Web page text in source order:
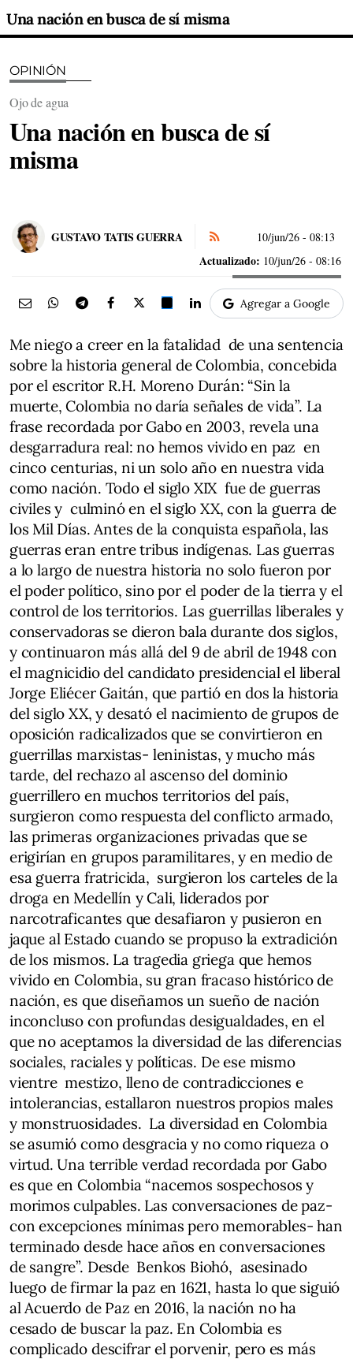
Una nación en busca de sí misma
OPINIÓN
Ojo de agua
Una nación en busca de sí
misma
GUSTAVO TATIS GUERRA 10/jun/26 - 08:13
Actualizado: 10/jun/26 - 08:16
Agregar a Google
Me niego a creer en la fatalidad de una sentencia
sobre la historia general de Colombia, concebida
por el escritor R.H. Moreno Durán: “Sin la
muerte, Colombia no daría señales de vida”. La
frase recordada por Gabo en 2003, revela una
desgarradura real: no hemos vivido en paz en
cinco centurias, ni un solo año en nuestra vida
como nación. Todo el siglo XIX fue de guerras
civiles y culminó en el siglo XX, con la guerra de
los Mil Días. Antes de la conquista española, las
guerras eran entre tribus indígenas. Las guerras
a lo largo de nuestra historia no solo fueron por
el poder político, sino por el poder de la tierra y el
control de los territorios. Las guerrillas liberales y
conservadoras se dieron bala durante dos siglos,
y continuaron más allá del 9 de abril de 1948 con
el magnicidio del candidato presidencial el liberal
Jorge Eliécer Gaitán, que partió en dos la historia
del siglo XX, y desató el nacimiento de grupos de
oposición radicalizados que se convirtieron en
guerrillas marxistas- leninistas, y mucho más
tarde, del rechazo al ascenso del dominio
guerrillero en muchos territorios del país,
surgieron como respuesta del conflicto armado,
las primeras organizaciones privadas que se
erigirían en grupos paramilitares, y en medio de
esa guerra fratricida, surgieron los carteles de la
droga en Medellín y Cali, liderados por
narcotraficantes que desafiaron y pusieron en
jaque al Estado cuando se propuso la extradición
de los mismos. La tragedia griega que hemos
vivido en Colombia, su gran fracaso histórico de
nación, es que diseñamos un sueño de nación
inconcluso con profundas desigualdades, en el
que no aceptamos la diversidad de las diferencias
sociales, raciales y políticas. De ese mismo
vientre mestizo, lleno de contradicciones e
intolerancias, estallaron nuestros propios males
y monstruosidades. La diversidad en Colombia
se asumió como desgracia y no como riqueza o
virtud. Una terrible verdad recordada por Gabo
es que en Colombia “nacemos sospechosos y
morimos culpables. Las conversaciones de paz-
con excepciones mínimas pero memorables- han
terminado desde hace años en conversaciones
de sangre”. Desde Benkos Biohó, asesinado
luego de firmar la paz en 1621, hasta lo que siguió
al Acuerdo de Paz en 2016, la nación no ha
cesado de buscar la paz. En Colombia es
complicado descifrar el porvenir, pero es más